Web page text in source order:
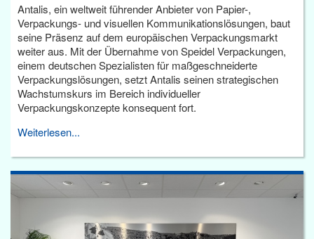
Antalis, ein weltweit führender Anbieter von Papier-,
Verpackungs- und visuellen Kommunikationslösungen, baut
seine Präsenz auf dem europäischen Verpackungsmarkt
weiter aus. Mit der Übernahme von Speidel Verpackungen,
einem deutschen Spezialisten für maßgeschneiderte
Verpackungslösungen, setzt Antalis seinen strategischen
Wachstumskurs im Bereich individueller
Verpackungskonzepte konsequent fort.
Weiterlesen...